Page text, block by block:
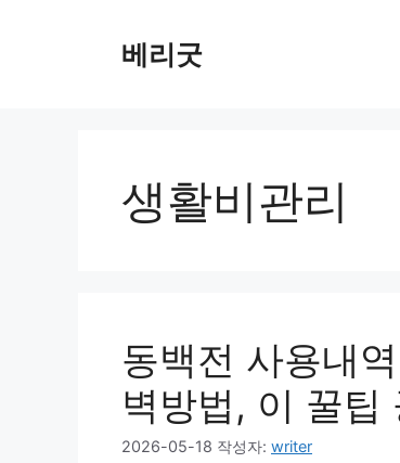
베리굿
생활비관리
동백전 사용내
벽방법, 이 꿀팁
2026-05-18 작성자: writer